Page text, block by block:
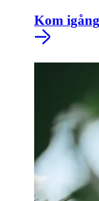
Kom